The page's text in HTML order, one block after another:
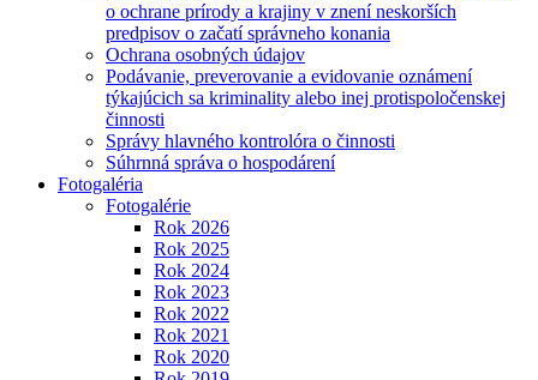
o ochrane prírody a krajiny v znení neskorších
predpisov o začatí správneho konania
Ochrana osobných údajov
Podávanie, preverovanie a evidovanie oznámení
týkajúcich sa kriminality alebo inej protispoločenskej
činnosti
Správy hlavného kontrolóra o činnosti
Súhrnná správa o hospodárení
Fotogaléria
Fotogalérie
Rok 2026
Rok 2025
Rok 2024
Rok 2023
Rok 2022
Rok 2021
Rok 2020